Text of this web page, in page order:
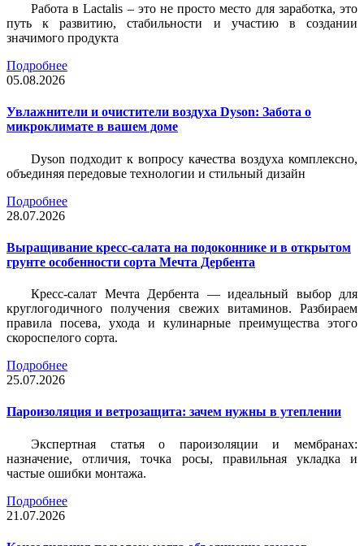
Работа в Lactalis – это не просто место для заработка, это
путь к развитию, стабильности и участию в создании
значимого продукта
Подробнее
05.08.2026
Увлажнители и очистители воздуха Dyson: Забота о
микроклимате в вашем доме
Dyson подходит к вопросу качества воздуха комплексно,
объединяя передовые технологии и стильный дизайн
Подробнее
28.07.2026
Выращивание кресс-салата на подоконнике и в открытом
грунте особенности сорта Мечта Дербента
Кресс-салат Мечта Дербента — идеальный выбор для
круглогодичного получения свежих витаминов. Разбираем
правила посева, ухода и кулинарные преимущества этого
скороспелого сорта.
Подробнее
25.07.2026
Пароизоляция и ветрозащита: зачем нужны в утеплении
Экспертная статья о пароизоляции и мембранах:
назначение, отличия, точка росы, правильная укладка и
частые ошибки монтажа.
Подробнее
21.07.2026